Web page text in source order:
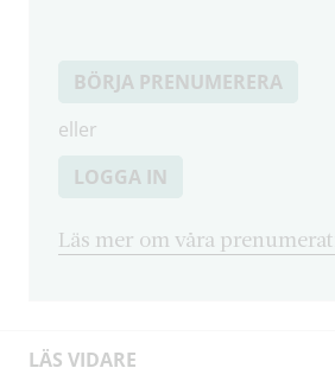
BÖRJA PRENUMERERA
eller
LOGGA IN
Läs mer om våra
LÄS VIDARE